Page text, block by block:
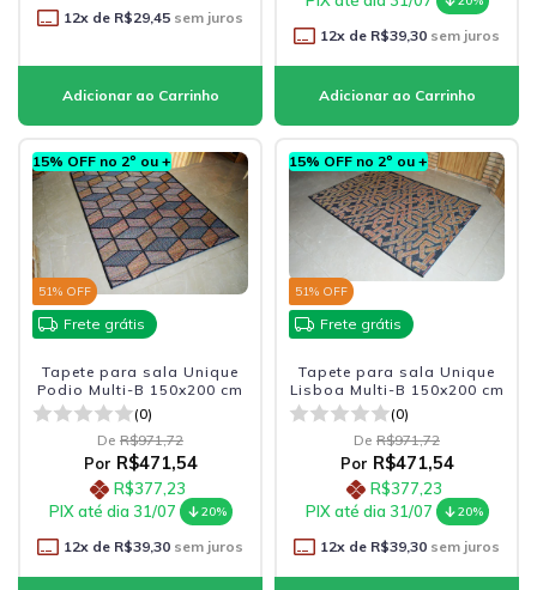
12x de R$29,45 sem juros
12x de R$39,30 sem juros
15% OFF no 2º ou +
51% OFF
Frete grátis
Tapete para sala Unique
Podio Multi-B 150x200 cm
(0)
De R$971,72
Por R$471,54
R$377,23
PIX até dia 31/07
20%
12x de R$39,30 sem juros
15% OFF no 2º ou +
51% OFF
Frete grátis
Tapete para sala Unique
Lisboa Multi-B 150x200 cm
(0)
De R$971,72
Por R$471,54
R$377,23
PIX até dia 31/07
20%
12x de R$39,30 sem juros